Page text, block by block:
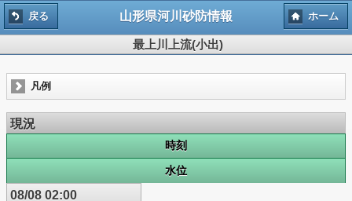
戻る 山形県河川砂防情報 ホーム
最上川上流(小出)
凡例
現況
時刻
水位
08/08 02:00